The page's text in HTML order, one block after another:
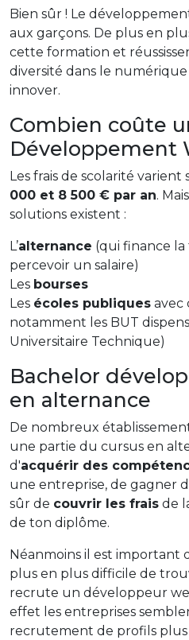
Bien sûr ! Le
aux garçons. De plus en
cette formation et
diversité dans le
innover.
Combien coûte
Développement
Les frais de scolarité
000 et 8 500 € par an.
solutions existent :
L’alternance (qui finance
percevoir un salaire)
Les bourses
Les écoles publiques avec
notamment les BUT
Universitaire Technique)
Bachelor
en alternance
De nombreux
une partie du cursus en
d'acquérir des
une entreprise, de gagner
sûr de couvrir les frais de
de ton diplôme.
Néanmoins il est important
plus en plus difficile de
recrute un développeur
effet les entreprises
recrutement de profils